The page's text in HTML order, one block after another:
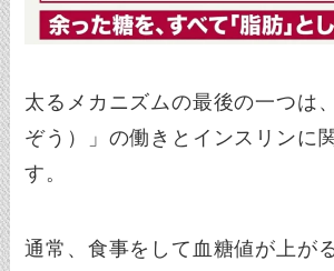
太るメカニズムの最後の一つは
ぞう）」の働きとインスリンに
す。
通常、食事をして血糖値が上が